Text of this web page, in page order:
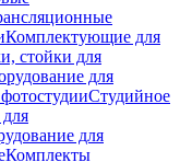
Комплектующие для
стойки для
для
Студийное
для
Комплекты